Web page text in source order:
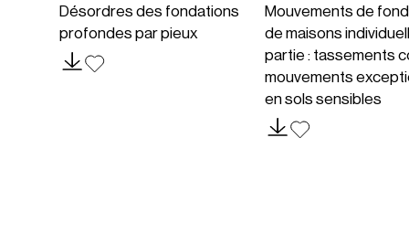
Désordres des fondations
profondes par pieux
Mouvements de
de maisons
partie : tassements
mouvements
en sols sensibles